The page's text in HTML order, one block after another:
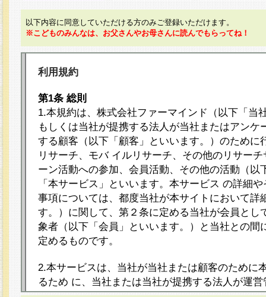
以下内容に同意していただける方のみご登録いただけます。
※こどものみんなは、お父さんやお母さんに読んでもらってね！
利用規約
第1条 総則
1.本規約は、株式会社ファーマインド（以下「当
もしくは当社が提携する法人が当社またはアンケ
する顧客（以下「顧客」といいます。）のために
リサーチ、モバ イルリサーチ、その他のリサー
ーン活動への参加、会員活動、その他の活動（以
「本サービス」といいます。本サービス の詳細
事項については、都度当社が本サイトにおいて詳
す。）に関して、第２条に定める当社が会員とし
象者（以下「会員」といいます。）と当社との間
定めるものです。
2.本サービスは、当社が当社または顧客のために
るため に、当社または当社が提携する法人が運